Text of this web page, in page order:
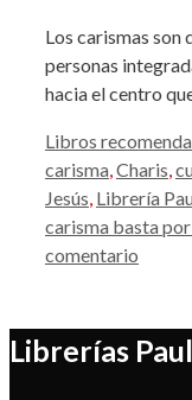
Los carismas son
personas
hacia el centro
Categorías
Libros
carisma Charis
Jesús Librería
carisma basta
comentario
Librerías